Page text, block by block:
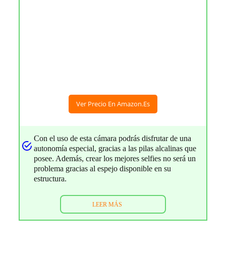
Ver Precio En Amazon.es
Con el uso de esta cámara podrás disfrutar de una
autonomía especial, gracias a las pilas alcalinas que
posee. Además, crear los mejores selfies no será un
problema gracias al espejo disponible en su
estructura.
LEER MÁS